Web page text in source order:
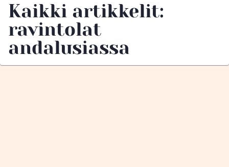
Kaikki artikkelit:
ravintolat
andalusiassa